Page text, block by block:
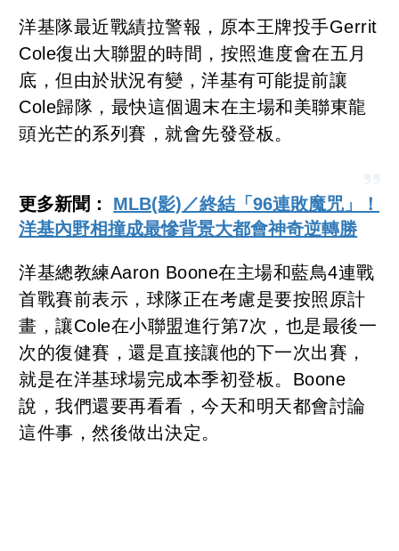
洋基隊最近戰績拉警報，原本王牌投手Gerrit
Cole復出大聯盟的時間，按照進度會在五月
底，但由於狀況有變，洋基有可能提前讓
Cole歸隊，最快這個週末在主場和美聯東龍
頭光芒的系列賽，就會先發登板。
更多新聞： MLB(影)／終結「96連敗魔咒」！
洋基內野相撞成最慘背景大都會神奇逆轉勝
洋基總教練Aaron Boone在主場和藍鳥4連戰
首戰賽前表示，球隊正在考慮是要按照原計
畫，讓Cole在小聯盟進行第7次，也是最後一
次的復健賽，還是直接讓他的下一次出賽，
就是在洋基球場完成本季初登板。Boone
說，我們還要再看看，今天和明天都會討論
這件事，然後做出決定。